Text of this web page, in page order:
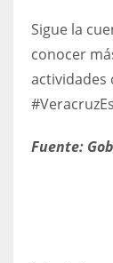
Sigue la
conocer
actividades
Fuente: